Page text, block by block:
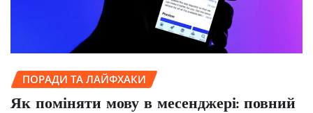
ПОРАДИ ТА ЛАЙФХАКИ
Як поміняти мову в месенджері: повний